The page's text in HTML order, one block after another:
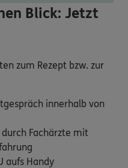
Blick: Jetzt
zum Rezept bzw. zur
innerhalb von
Fachärzte mit
aufs Handy